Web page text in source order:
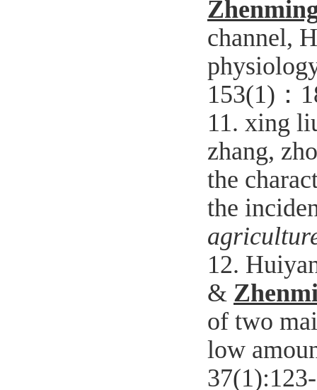
channel,
153(1) ：
11. xing
zhang,
the
the
12.
&
of two
low